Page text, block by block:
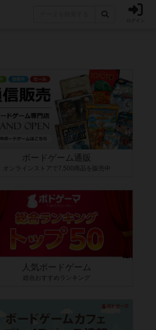
ログイン
ボードゲーム通販
オンラインストアで7,500商品を販売中
人気ボードゲーム
総合おすすめランキング